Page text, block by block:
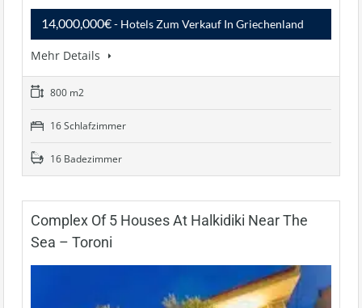
14,000,000€- Hotels Zum Verkauf In Griechenland
Mehr Details
800 m2
16 Schlafzimmer
16 Badezimmer
Complex Of 5 Houses At Halkidiki Near The
Sea – Toroni